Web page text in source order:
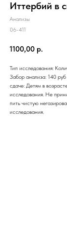
Иттербий в
Анализы
06-411
1100,00 р.
Тип исследования:
Забор анализа: 140
сдаче: Детям в
исследования. Не
пить чистую
исследования.